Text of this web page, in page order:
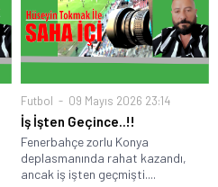
Futbol 09 Mayıs 2026 23:14
İş İşten Geçince..!!
Fenerbahçe zorlu Konya
deplasmanında rahat kazandı,
ancak iş işten geçmişti....